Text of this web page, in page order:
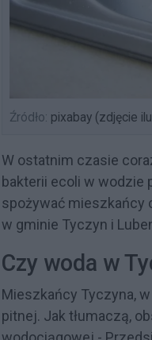
Źródło: pixabay (zdjęcie
W ostatnim czasie
bakterii ecoli w wodzie
spożywać mieszkańcy
w gminie Tyczyn i
Czy woda w
Mieszkańcy Tyczyna,
pitnej. Jak tłumaczą,